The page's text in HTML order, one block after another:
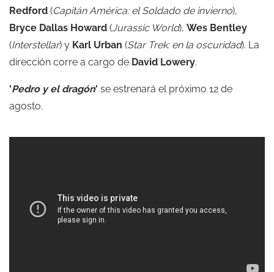
Redford (Capitán América: el Soldado de invierno),
Bryce Dallas Howard (Jurassic World), Wes Bentley
(Interstellar) y Karl Urban (Star Trek: en la oscuridad). La
dirección corre a cargo de David Lowery.
‘Pedro y el dragón‘ se estrenará el próximo 12 de
agosto.